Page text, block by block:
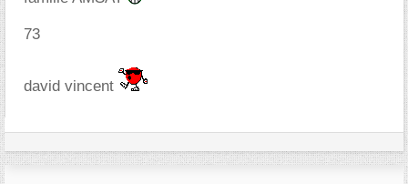
73
david vincent